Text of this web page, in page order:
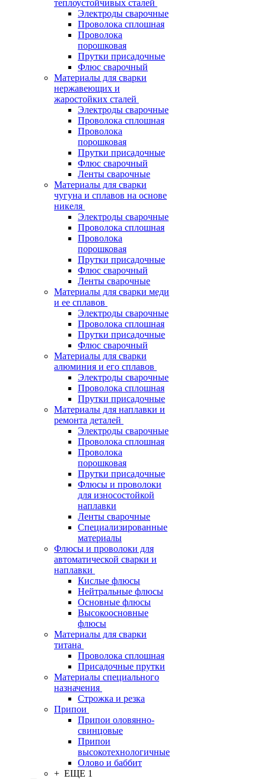
теплоустойчивых сталей
Электроды сварочные
Проволока сплошная
Проволока
порошковая
Прутки присадочные
Флюс сварочный
Материалы для сварки
нержавеющих и
жаростойких сталей
Электроды сварочные
Проволока сплошная
Проволока
порошковая
Прутки присадочные
Флюс сварочный
Ленты сварочные
Материалы для сварки
чугуна и сплавов на основе
никеля
Электроды сварочные
Проволока сплошная
Проволока
порошковая
Прутки присадочные
Флюс сварочный
Ленты сварочные
Материалы для сварки меди
и ее сплавов
Электроды сварочные
Проволока сплошная
Прутки присадочные
Флюс сварочный
Материалы для сварки
алюминия и его сплавов
Электроды сварочные
Проволока сплошная
Прутки присадочные
Материалы для наплавки и
ремонта деталей
Электроды сварочные
Проволока сплошная
Проволока
порошковая
Прутки присадочные
Флюсы и проволоки
для износостойкой
наплавки
Ленты сварочные
Специализированные
материалы
Флюсы и проволоки для
автоматической сварки и
наплавки
Кислые флюсы
Нейтральные флюсы
Основные флюсы
Высокоосновные
флюсы
Материалы для сварки
титана
Проволока сплошная
Присадочные прутки
Материалы специального
назначения
Строжка и резка
Припои
Припои оловянно-
свинцовые
Припои
высокотехнологичные
Олово и баббит
+ ЕЩЕ 1